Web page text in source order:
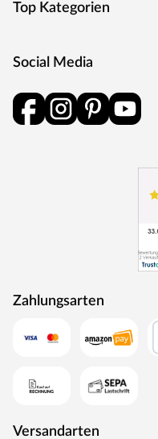
Top Kategorien
Social Media
Zahlungsarten
Versandarten